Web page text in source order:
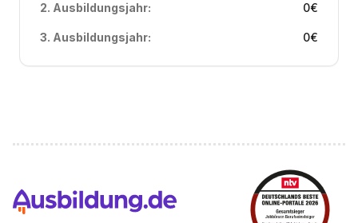
2. Ausbildungsjahr: 0€
3. Ausbildungsjahr: 0€